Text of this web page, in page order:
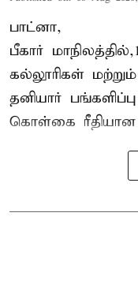
பாட்னா,
பீகார்
கல்லூரிகள்
தனியார்
கொள்கை ரீதியான